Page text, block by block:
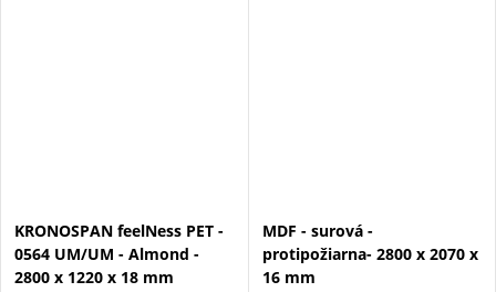
KRONOSPAN feelNess PET -
0564 UM/UM - Almond -
2800 x 1220 x 18 mm
MDF - surová -
protipožiarna- 2800 x 2070 x
16 mm